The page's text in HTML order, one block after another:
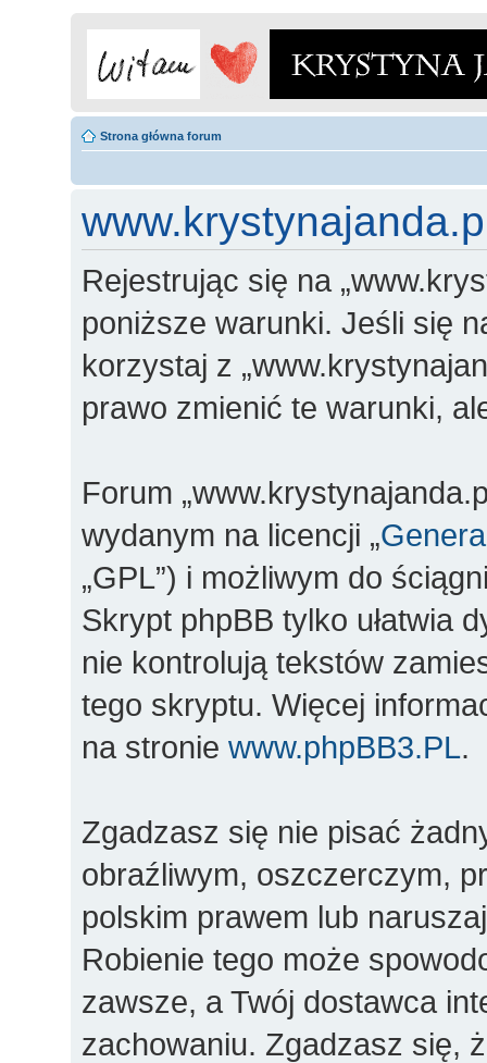
Strona główna forum
Rejestrując się na
poniższe warunki. Jeśli się
korzystaj z
prawo zmienić te warunki,
Forum
wydanym na licencji „
„GPL”) i możliwym do
Skrypt phpBB tylko ułatwia
nie kontrolują tekstów
tego skryptu. Więcej
na stronie www.phpBB3.PL.
Zgadzasz się nie pisać
obraźliwym, oszczerczym,
polskim prawem lub
Robienie tego może
zawsze, a Twój dostawca
zachowaniu. Zgadzasz się,